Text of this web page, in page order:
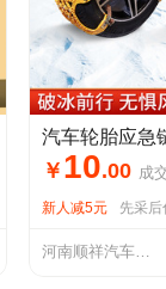
￥ 10.00 成
新人减5元 先采后
河南顺祥汽车用品有限公司